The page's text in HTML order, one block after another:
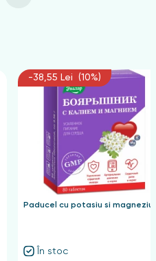
-38,55 Lei (10%)
Paducel cu potasiu si magneziu
În stoc